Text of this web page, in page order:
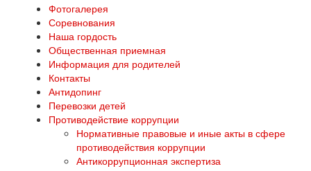
Фотогалерея
Соревнования
Наша гордость
Общественная приемная
Информация для родителей
Контакты
Антидопинг
Перевозки детей
Противодействие коррупции
Нормативные правовые и иные акты в сфере
противодействия коррупции
Антикоррупционная экспертиза